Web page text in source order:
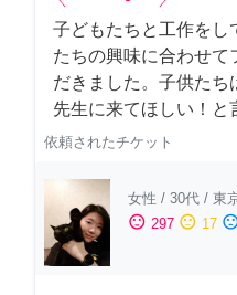
子どもたちと工作をし
たちの興味に合わせて
だきました。子供たち
先生に来てほしい！と
依頼されたチケット
女性 / 30代 / 東
sentiment_satisfied 297 sentiment_neutral 17